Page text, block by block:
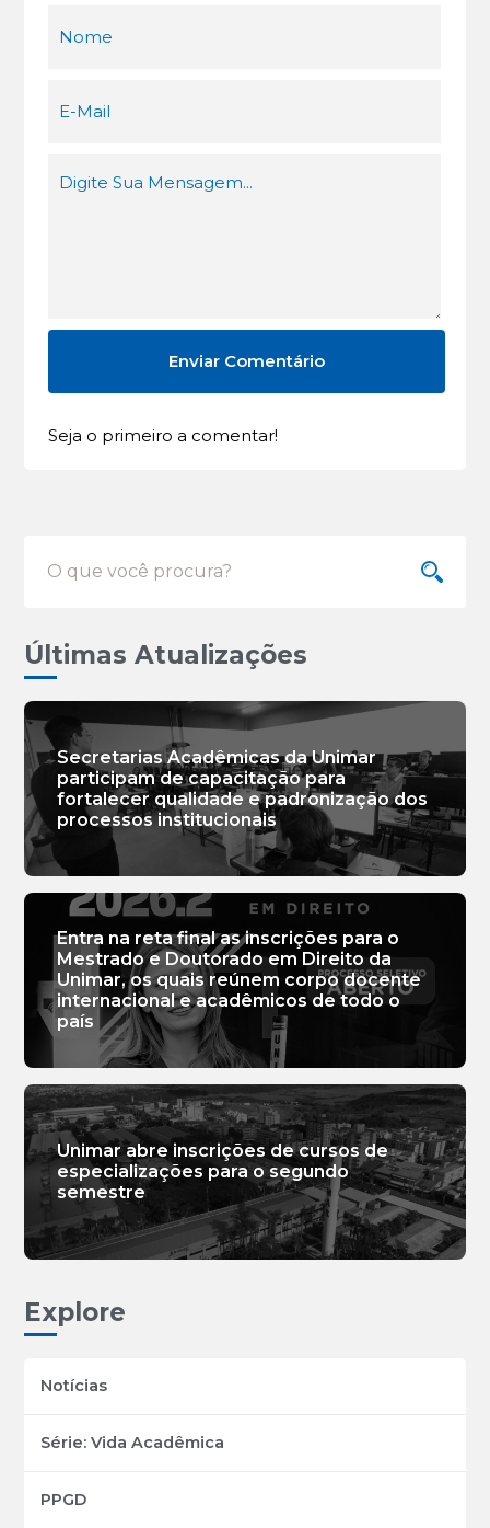
Seja o primeiro a comentar!
Últimas Atualizações
Secretarias Acadêmicas da Unimar
participam de capacitação para
fortalecer qualidade e padronização dos
processos institucionais
Entra na reta final as inscrições para o
Mestrado e Doutorado em Direito da
Unimar, os quais reúnem corpo docente
internacional e acadêmicos de todo o
país
Unimar abre inscrições de cursos de
especializações para o segundo
semestre
Explore
Notícias
Série: Vida Acadêmica
PPGD